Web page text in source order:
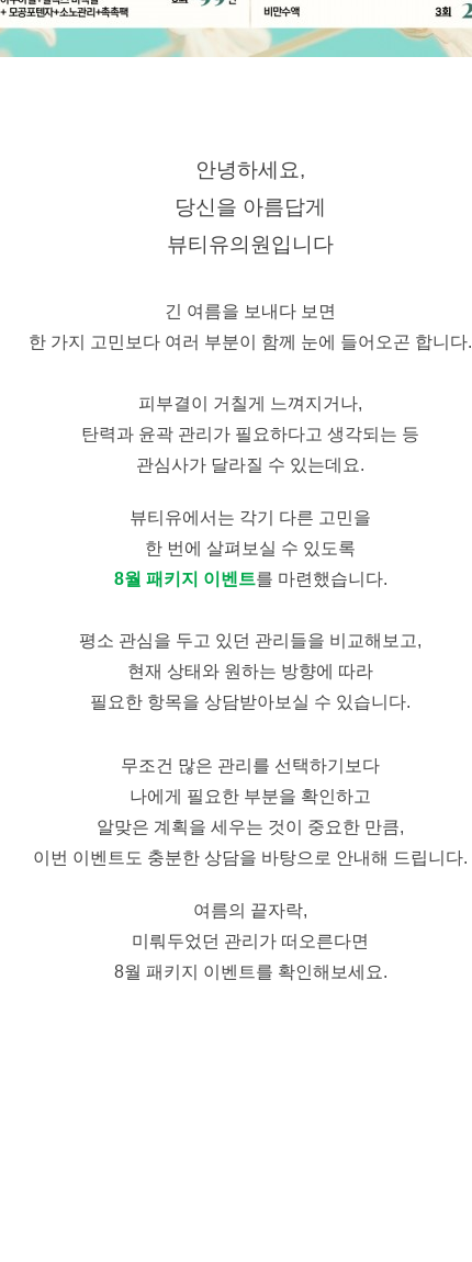
안녕하세요,
당신을 아름답게
뷰티유의원입니다
긴 여름을 보내다 보면
한 가지 고민보다 여러 부분이 함께 눈에 들어오곤 합니다.
피부결이 거칠게 느껴지거나,
탄력과 윤곽 관리가 필요하다고 생각되는 등
관심사가 달라질 수 있는데요.
뷰티유에서는 각기 다른 고민을
한 번에 살펴보실 수 있도록
8월 패키지 이벤트를 마련했습니다.
평소 관심을 두고 있던 관리들을 비교해보고,
현재 상태와 원하는 방향에 따라
필요한 항목을 상담받아보실 수 있습니다.
무조건 많은 관리를 선택하기보다
나에게 필요한 부분을 확인하고
알맞은 계획을 세우는 것이 중요한 만큼,
이번 이벤트도 충분한 상담을 바탕으로 안내해 드립니다.
여름의 끝자락,
미뤄두었던 관리가 떠오른다면
8월 패키지 이벤트를 확인해보세요.